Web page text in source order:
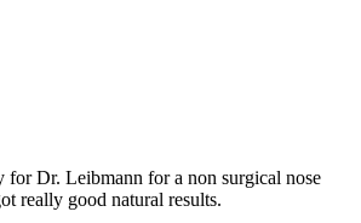
for Dr. Leibmann for a non surgical nose
really good natural results.